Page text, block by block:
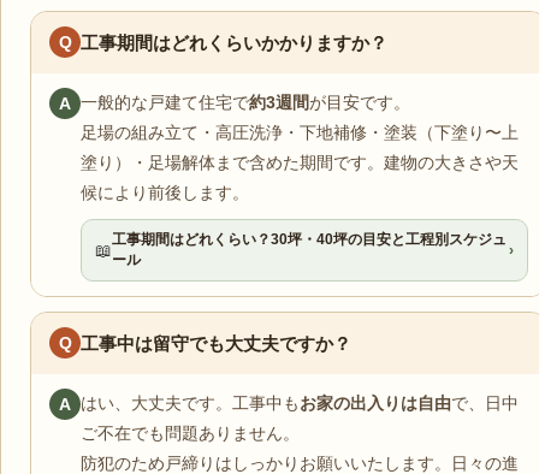
Q 工事期間はどれくらいかかりますか？
A 一般的な戸建て住宅で約3週間が目安です。
足場の組み立て・高圧洗浄・下地補修・塗装（下塗り〜上
塗り）・足場解体まで含めた期間です。建物の大きさや天
候により前後します。
📖
工事期間はどれくらい？30坪・40坪の目安と工程別スケジュ
ール
›
Q 工事中は留守でも大丈夫ですか？
A はい、大丈夫です。工事中もお家の出入りは自由で、日中
ご不在でも問題ありません。
防犯のため戸締りはしっかりお願いいたします。日々の進